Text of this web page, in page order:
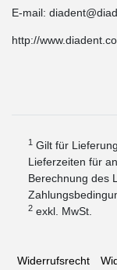
E-mail:
http://
1 Gilt für
Lieferzeiten für
Berechnung des
2 exkl. MwSt.
Widerrufs­recht